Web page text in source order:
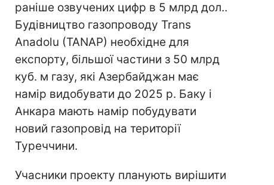
раніше озвучених цифр в 5 млрд дол..
Будівництво газопроводу Trans
Anadolu (TANAP) необхідне для
експорту, більшої частини з 50 млрд
куб. м газу, які Азербайджан має
намір видобувати до 2025 р. Баку і
Анкара мають намір побудувати
новий газопровід на території
Туреччини.
Учасники проекту планують вирішити